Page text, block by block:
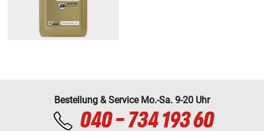
Bestellung & Service Mo.-Sa. 9-20 Uhr
040 - 734 193 60